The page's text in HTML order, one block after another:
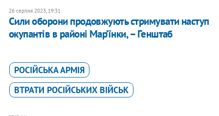
26 серпня 2023, 19:31
Сили оборони продовжують стримувати наступ
окупантів в районі Мар’їнки, – Генштаб
РОСІЙСЬКА АРМІЯ
ВТРАТИ РОСІЙСЬКИХ ВІЙСЬК